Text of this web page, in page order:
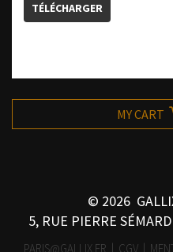
TÉLÉCHARGER
MY CART
© 2026
5, RUE PIERRE
PARIS@GALLIX.FR CGV|